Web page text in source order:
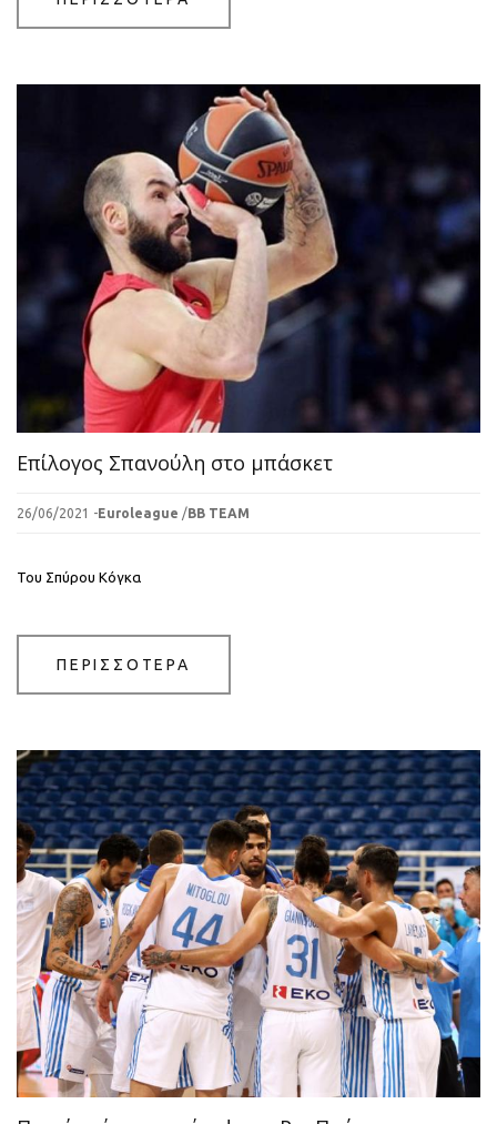
Επίλογος Σπανούλη στο μπάσκετ
26/06/2021 -Euroleague /BB TEAM
Του Σπύρου Κόγκα
ΠΕΡΙΣΣΟΤΕΡΑ